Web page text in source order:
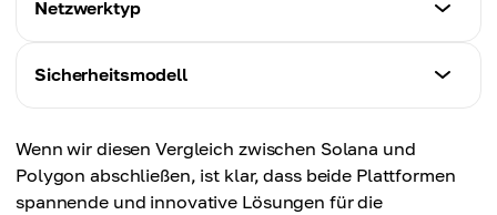
Polygon (MATIC)
Polygon (MATIC)
Netzwerktyp
Solana (SOL)
Polygon (MATIC)
Layer-2-Lösung für Ethereum
Sicherheitsmodell
Eigenes Sicherheitsmodell mit PoH und PoS
Wenn wir diesen Vergleich zwischen Solana und
Polygon abschließen, ist klar, dass beide Plattformen
spannende und innovative Lösungen für die